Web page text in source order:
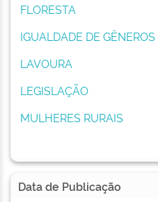
FLORESTA
IGUALDADE DE GÊNEROS
LAVOURA
LEGISLAÇÃO
MULHERES RURAIS
Data de Publicação